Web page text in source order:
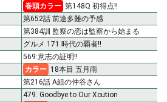
巻頭カラー 第148Q 初得点!!
第652話 前途多難の予感
第384訓 監察の恋は監察から始まる
グルメ 171 時代の覇者!!
569:意志の証明!!
カラー 18本目 五月雨
第216話 A組の仲谷さん
479. Goodbye to Our Xcution